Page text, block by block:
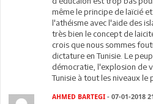
même le principe de laïcié
l'athéisme avec l'aide des
très bien le concept de
crois que nous sommes
dictature en Tunisie. Le
démocratie, l'explosion de
Tunisie à tout les niveaux le
AHMED BARTEGI - 07-01-2018